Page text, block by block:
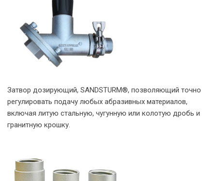
Затвор дозирующий, SANDSTURM®, позволяющий точно
регулировать подачу любых абразивных материалов,
включая литую стальную, чугунную или колотую дробь и
гранитную крошку.